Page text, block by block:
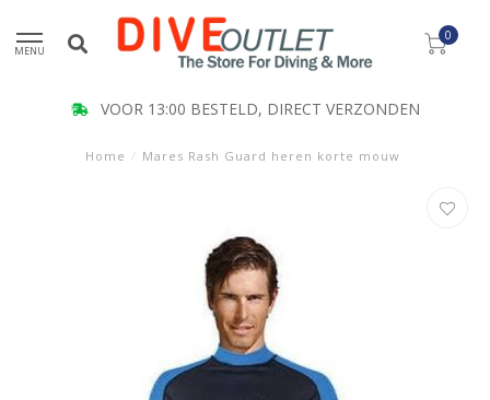
MENU
0
VOOR 13:00 BESTELD, DIRECT VERZONDEN
Home / Mares Rash Guard heren korte mouw